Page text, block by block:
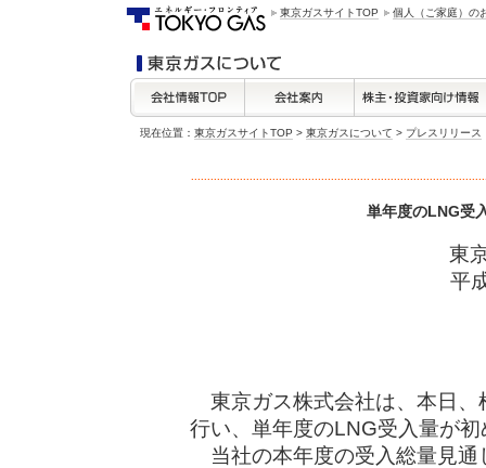
東京ガスサイトTOP 個人（ご家庭）の
現在位置： 東京ガスサイトTOP > 東京ガスについて > プレスリリース
単年度のLNG受
東
平
東京ガス株式会社は、本日、
行い、単年度のLNG受入量が
当社の本年度の受入総量見通